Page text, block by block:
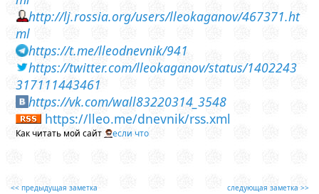
http://lj.rossia.org/users/lleokaganov/467371.ht
ml
https://t.me/lleodnevnik/941
https://twitter.com/lleokaganov/status/1402243
317111443461
https://vk.com/wall83220314_3548
https://lleo.me/dnevnik/rss.xml
Как читать мой сайт если что
<< предыдущая заметка следующая заметка >>